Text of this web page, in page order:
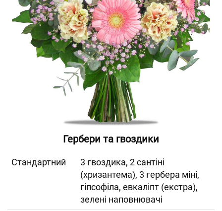
Гербери та гвоздики
Cтандартний
3 гвоздика, 2 сантіні
(хризантема), 3 гербера міні,
гіпсофіла, евкаліпт (екстра),
зелені наповнювачі